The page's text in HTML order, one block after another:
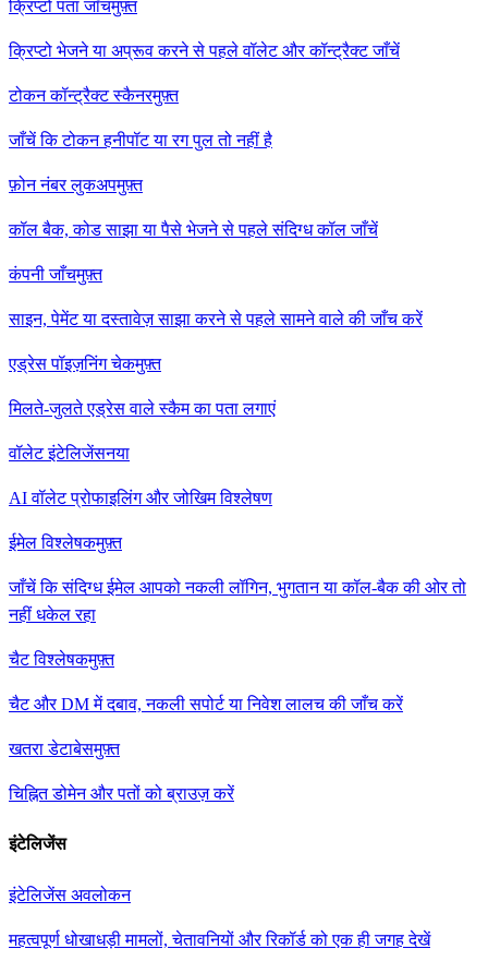
क्रिप्टो पता जाँचमुफ़्त
क्रिप्टो भेजने या अप्रूव करने से पहले वॉलेट और कॉन्ट्रैक्ट जाँचें
टोकन कॉन्ट्रैक्ट स्कैनरमुफ़्त
जाँचें कि टोकन हनीपॉट या रग पुल तो नहीं है
फ़ोन नंबर लुकअपमुफ़्त
कॉल बैक, कोड साझा या पैसे भेजने से पहले संदिग्ध कॉल जाँचें
कंपनी जाँचमुफ़्त
साइन, पेमेंट या दस्तावेज़ साझा करने से पहले सामने वाले की जाँच करें
एड्रेस पॉइज़निंग चेकमुफ़्त
मिलते-जुलते एड्रेस वाले स्कैम का पता लगाएं
वॉलेट इंटेलिजेंसनया
AI वॉलेट प्रोफाइलिंग और जोखिम विश्लेषण
ईमेल विश्लेषकमुफ़्त
जाँचें कि संदिग्ध ईमेल आपको नकली लॉगिन, भुगतान या कॉल-बैक की ओर तो
नहीं धकेल रहा
चैट विश्लेषकमुफ़्त
चैट और DM में दबाव, नकली सपोर्ट या निवेश लालच की जाँच करें
खतरा डेटाबेसमुफ़्त
चिह्नित डोमेन और पतों को ब्राउज़ करें
इंटेलिजेंस
इंटेलिजेंस अवलोकन
महत्वपूर्ण धोखाधड़ी मामलों, चेतावनियों और रिकॉर्ड को एक ही जगह देखें